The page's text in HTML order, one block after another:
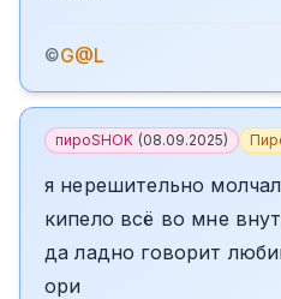
©G@L
пироSHOK (08.09.2025)
я нерешительно
кипело всё во мне
да ладно говорит
ори